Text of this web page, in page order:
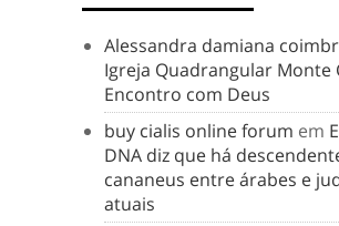
Alessandra damiana
Igreja Quadrangular Monte
Encontro com Deus
buy cialis online forum em
DNA diz que há
cananeus entre árabes e
atuais